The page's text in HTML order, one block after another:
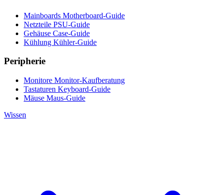
Mainboards Motherboard-Guide
Netzteile PSU-Guide
Gehäuse Case-Guide
Kühlung Kühler-Guide
Peripherie
Monitore Monitor-Kaufberatung
Tastaturen Keyboard-Guide
Mäuse Maus-Guide
Wissen